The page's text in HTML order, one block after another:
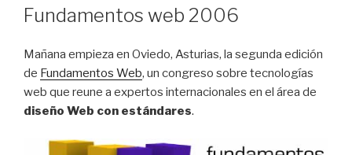
EL
Fundamentos web 2006
Mañana empieza en Oviedo, Asturias, la segunda edición
de Fundamentos Web, un congreso sobre tecnologías
web que reune a expertos internacionales en el área de
diseño Web con estándares.